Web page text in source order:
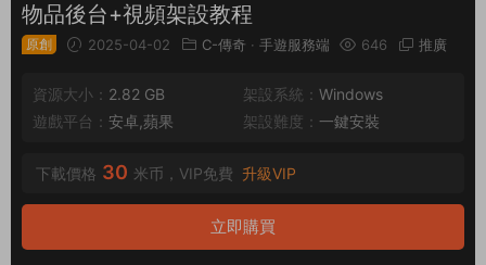
物品後台+視頻架設教程
原創 2025-04-02 C-傳奇 · 手遊服務端 646 推廣
資源大小： 2.82 GB 架設系統： Windows
遊戲平台： 安卓,蘋果 架設難度： 一鍵安裝
下載價格 30 米币，VIP免費 升級VIP
立即購買